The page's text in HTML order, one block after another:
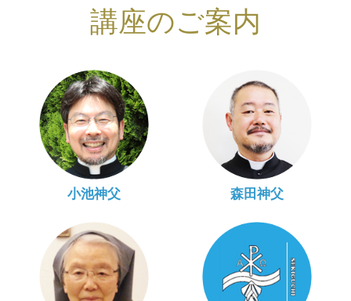
講座のご案内
小池神父 森田神父